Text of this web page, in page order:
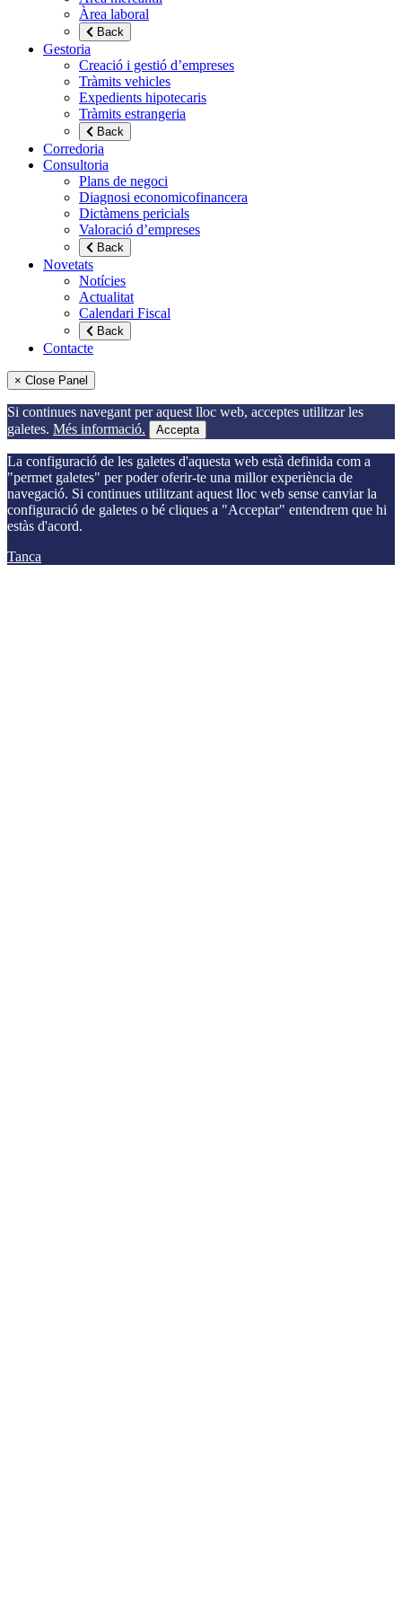
Àrea laboral
Back
Gestoria
Creació i gestió d’empreses
Tràmits vehicles
Expedients hipotecaris
Tràmits estrangeria
Back
Corredoria
Consultoria
Plans de negoci
Diagnosi economicofinancera
Dictàmens pericials
Valoració d’empreses
Back
Novetats
Notícies
Actualitat
Calendari Fiscal
Back
Contacte
× Close Panel
Si continues navegant per aquest lloc web, acceptes utilitzar les
galetes. Més informació. Accepta
La configuració de les galetes d'aquesta web està definida com a
"permet galetes" per poder oferir-te una millor experiència de
navegació. Si continues utilitzant aquest lloc web sense canviar la
configuració de galetes o bé cliques a "Acceptar" entendrem que hi
estàs d'acord.
Tanca